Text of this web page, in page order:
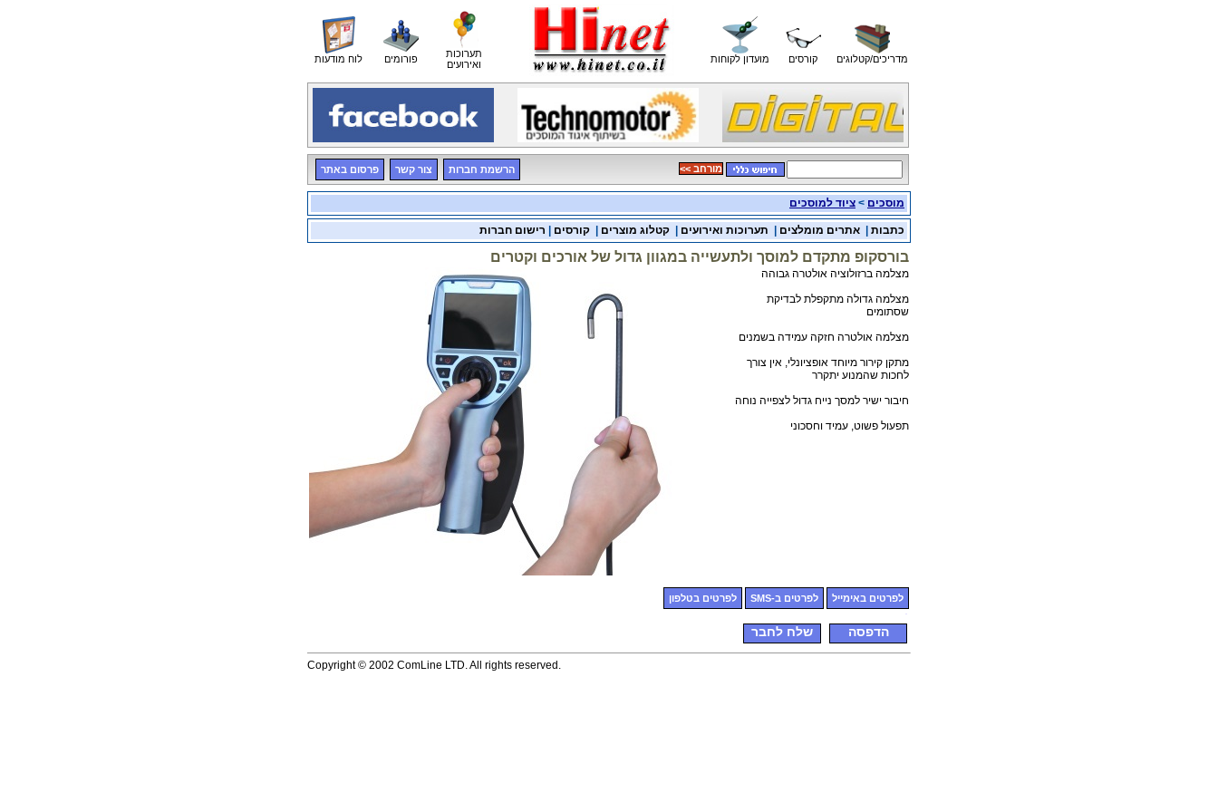
לוח מודעות פורומים
תערוכות
ואירועים
מועדון לקוחות קורסים מדריכים/קטלוגים
הרשמת חברות צור קשר פרסום באתר << מורחב
מוסכים > ציוד למוסכים
כתבות אתרים מומלצים תערוכות ואירועים קטלוג מוצרים קורסים רישום חברות
בורסקופ מתקדם למוסך ולתעשייה במגוון גדול של אורכים וקטרים
מצלמה ברזולוציה אולטרה גבוהה
מצלמה גדולה מתקפלת לבדיקת
שסתומים
מצלמה אולטרה חזקה עמידה בשמנים
מתקן קירור מיוחד אופציונלי, אין צורך
לחכות שהמנוע יתקרר
חיבור ישיר למסך נייח גדול לצפייה נוחה
תפעול פשוט, עמיד וחסכוני
לפרטים באימייל לפרטים ב-SMS לפרטים בטלפון
הדפסה שלח לחבר
Copyright © 2002 ComLine LTD. All rights reserved.